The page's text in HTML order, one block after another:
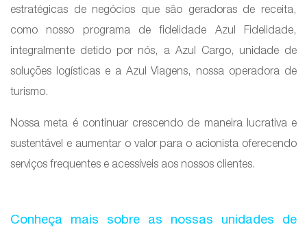
estratégicas de negócios que são geradoras de receita,
como nosso programa de fidelidade Azul Fidelidade,
integralmente detido por nós, a Azul Cargo, unidade de
soluções logísticas e a Azul Viagens, nossa operadora de
turismo.
Nossa meta é continuar crescendo de maneira lucrativa e
sustentável e aumentar o valor para o acionista oferecendo
serviços frequentes e acessíveis aos nossos clientes.
Conheça mais sobre as nossas unidades de